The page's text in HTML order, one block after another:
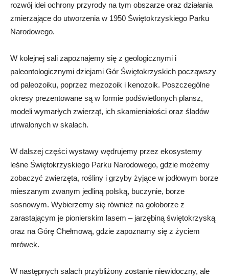
rozwój idei ochrony przyrody na tym obszarze oraz działania
zmierzające do utworzenia w 1950 Świętokrzyskiego Parku
Narodowego.
W kolejnej sali zapoznajemy się z geologicznymi i
paleontologicznymi dziejami Gór Świętokrzyskich począwszy
od paleozoiku, poprzez mezozoik i kenozoik. Poszczególne
okresy prezentowane są w formie podświetlonych plansz,
modeli wymarłych zwierząt, ich skamieniałości oraz śladów
utrwalonych w skałach.
W dalszej części wystawy wędrujemy przez ekosystemy
leśne Świętokrzyskiego Parku Narodowego, gdzie możemy
zobaczyć zwierzęta, rośliny i grzyby żyjące w jodłowym borze
mieszanym zwanym jedliną polską, buczynie, borze
sosnowym. Wybierzemy się również na gołoborze z
zarastającym je pionierskim lasem – jarzębiną świętokrzyską
oraz na Górę Chełmową, gdzie zapoznamy się z życiem
mrówek.
W następnych salach przybliżony zostanie niewidoczny, ale